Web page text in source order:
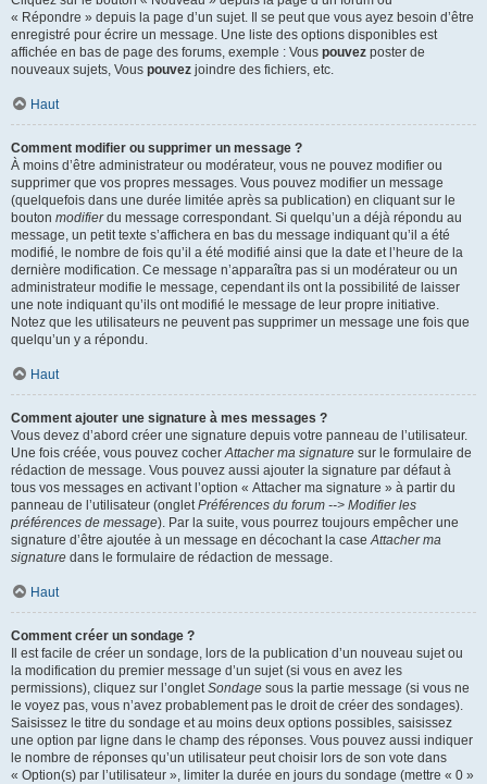
« Répondre » depuis la page d’un sujet. Il se peut que vous ayez besoin d’être
enregistré pour écrire un message. Une liste des options disponibles est
affichée en bas de page des forums, exemple : Vous pouvez poster de
nouveaux sujets, Vous pouvez joindre des fichiers, etc.
Haut
Comment modifier ou supprimer un message ?
À moins d’être administrateur ou modérateur, vous ne pouvez modifier ou
supprimer que vos propres messages. Vous pouvez modifier un message
(quelquefois dans une durée limitée après sa publication) en cliquant sur le
bouton modifierdu message correspondant. Si quelqu’un a déjà répondu au
message, un petit texte s’affichera en bas du message indiquant qu’il a été
modifié, le nombre de fois qu’il a été modifié ainsi que la date et l’heure de la
dernière modification. Ce message n’apparaîtra pas si un modérateur ou un
administrateur modifie le message, cependant ils ont la possibilité de laisser
une note indiquant qu’ils ont modifié le message de leur propre initiative.
Notez que les utilisateurs ne peuvent pas supprimer un message une fois que
quelqu’un y a répondu.
Haut
Comment ajouter une signature à mes messages ?
Vous devez d’abord créer une signature depuis votre panneau de l’utilisateur.
Une fois créée, vous pouvez cocherAttacher ma signature sur le formulaire de
rédaction de message. Vous pouvez aussi ajouter la signature par défaut à
tous vos messages en activant l’option « Attacher ma signature » à partir du
panneau de l’utilisateur (ongletPréférences du forum --> Modifier les
préférences de message). Par la suite, vous pourrez toujours empêcher une
signature d’être ajoutée à un message en décochant la caseAttacher ma
signature dans le formulaire de rédaction de message.
Haut
Comment créer un sondage ?
Il est facile de créer un sondage, lors de la publication d’un nouveau sujet ou
la modification du premier message d’un sujet (si vous en avez les
permissions), cliquez sur l’ongletSondage sous la partie message (si vous ne
le voyez pas, vous n’avez probablement pas le droit de créer des sondages).
Saisissez le titre du sondage et au moins deux options possibles, saisissez
une option par ligne dans le champ des réponses. Vous pouvez aussi indiquer
le nombre de réponses qu’un utilisateur peut choisir lors de son vote dans
« Option(s) par l’utilisateur », limiter la durée en jours du sondage (mettre « 0 »